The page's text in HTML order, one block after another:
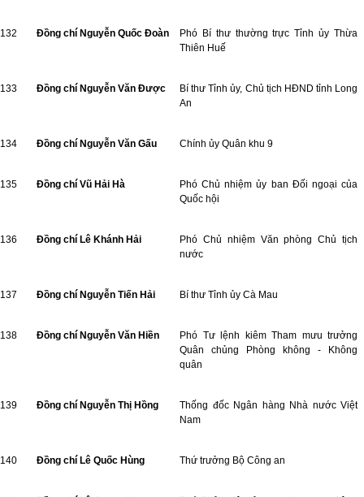
132 Đồng chí Nguyễn Quốc Đoàn
Phó Bí thư thường trực Tỉnh ủy Thừa
Thiên Huế
133 Đồng chí Nguyễn Văn Được
Bí thư Tỉnh ủy, Chủ tịch HĐND tỉnh Long
An
134 Đồng chí Nguyễn Văn Gấu Chính ủy Quân khu 9
135 Đồng chí Vũ Hải Hà
Phó Chủ nhiệm ủy ban Đối ngoại của
Quốc hội
136 Đồng chí Lê Khánh Hải
Phó Chủ nhiệm Văn phòng Chủ tịch
nước
137 Đồng chí Nguyễn Tiến Hải Bí thư Tỉnh ủy Cà Mau
138 Đồng chí Nguyễn Văn Hiền
Phó Tư lệnh kiêm Tham mưu trưởng
Quân chủng Phòng không - Không
quân
139 Đồng chí Nguyễn Thị Hồng
Thống đốc Ngân hàng Nhà nước Việt
Nam
140 Đồng chí Lê Quốc Hùng Thứ trưởng Bộ Công an